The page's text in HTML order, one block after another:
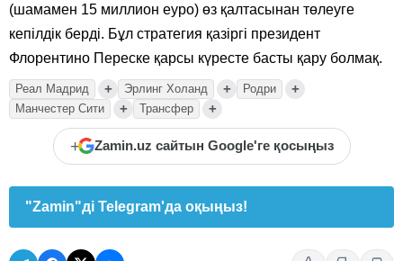
(шамамен 15 миллион еуро) өз қалтасынан төлеуге
кепілдік берді. Бұл стратегия қазіргі президент
Флорентино Переске қарсы күресте басты қару болмақ.
Реал Мадрид + Эрлинг Холанд + Родри +
Манчестер Сити + Трансфер +
+ Zamin.uz сайтын Google'ге қосыңыз
"Zamin"ді Telegram'да оқыңыз!